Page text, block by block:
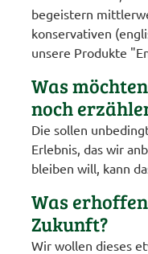
begeistern
konservativen
unsere Produkte
Was
noch
Die sollen
Erlebnis, das wir
bleiben will, kann
Was
Zukunft?
Wir wollen dieses